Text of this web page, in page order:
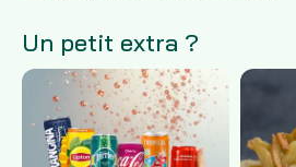
Un petit extra ?